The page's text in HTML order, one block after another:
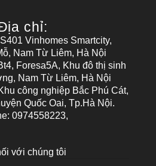
chỉ:
Vinhomes Smartcity,
Nam Từ Liêm, Hà Nội
Foresa5A, Khu đô thị sinh
Nam Từ Liêm, Hà Nội
công nghiệp Bắc Phú Cát,
Quốc Oai, Tp.Hà Nội.
0974558223,
với chúng tôi